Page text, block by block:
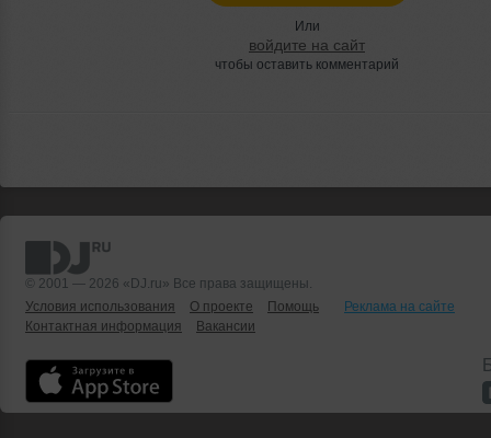
Или
войдите на сайт
чтобы оставить комментарий
© 2001 — 2026 «DJ.ru» Все права защищены.
Условия использования
О проекте Помощь
Реклама на сайте
Контактная информация
Вакансии